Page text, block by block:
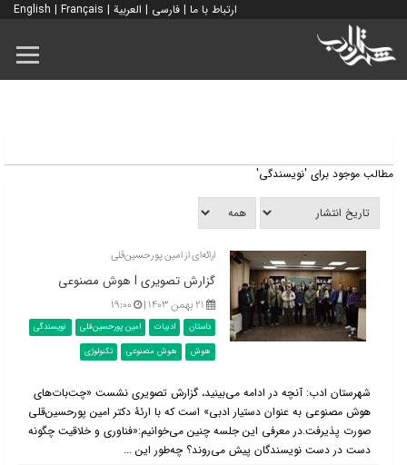
ارتباط با ما | فارسی | العربية |
English | Français
مطالب موجود برای 'نویسندگی'
ارائه‌ای از امین پورحسین‌قلی
گزارش تصویری l هوش مصنوعی
۲۱ بهمن ۱۴۰۳ | ۱۹:۰۰
داستان ادبیات امین پورحسین‌قلی
نویسندگی
هوش
هوش مصنوعی تکنولوژی
شهرستان ادب: آنچه در ادامه می‌بینید، گزارش تصویری نشست «چت‌بات‌های
هوش مصنوعی به عنوان دستیار ادبی» است که با ارئۀ دکتر امین پورحسین‌قلی
صورت پذیرفت.در معرفی این جلسه چنین می‌خوانیم:«فناوری و خلاقیت چگونه
دست در دست نویسندگان پیش می‌روند؟ چه‌طور این ...